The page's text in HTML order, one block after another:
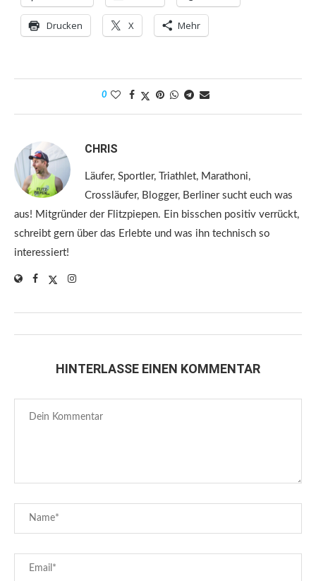
Drucken X Mehr
0
CHRIS
Läufer, Sportler, Triathlet, Marathoni,
Crossläufer, Blogger, Berliner sucht euch was
aus! Mitgründer der Flitzpiepen. Ein bisschen positiv verrückt,
schreibt gern über das Erlebte und was ihn technisch so
interessiert!
HINTERLASSE EINEN KOMMENTAR